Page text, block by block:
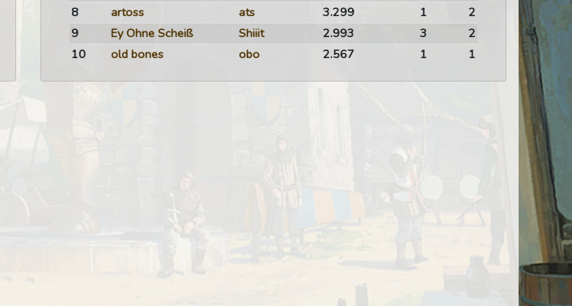
8
artoss ats 3.299 1
2
9
Ey Ohne Scheiß Shiiit 2.993 3
2
10
old bones obo 2.567 1 1